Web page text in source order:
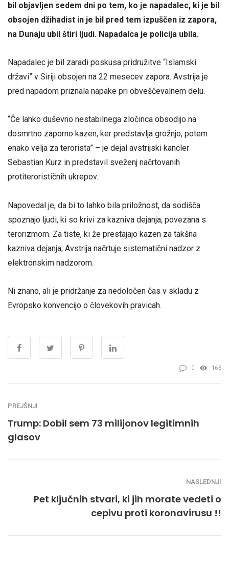
bil objavljen sedem dni po tem, ko je napadalec, ki je bil
obsojen džihadist in je bil pred tem izpuščen iz zapora,
na Dunaju ubil štiri ljudi. Napadalca je policija ubila.
Napadalec je bil zaradi poskusa pridružitve “Islamski
državi” v Siriji obsojen na 22 mesecev zapora. Avstrija je
pred napadom priznala napake pri obveščevalnem delu.
“Če lahko duševno nestabilnega zločinca obsodijo na
dosmrtno zaporno kazen, ker predstavlja grožnjo, potem
enako velja za terorista” – je dejal avstrijski kancler
Sebastian Kurz in predstavil sveženj načrtovanih
protiterorističnih ukrepov.
Napovedal je, da bi to lahko bila priložnost, da sodišča
spoznajo ljudi, ki so krivi za kazniva dejanja, povezana s
terorizmom. Za tiste, ki že prestajajo kazen za takšna
kazniva dejanja, Avstrija načrtuje sistematični nadzor z
elektronskim nadzorom.
Ni znano, ali je pridržanje za nedoločen čas v skladu z
Evropsko konvencijo o človekovih pravicah.
0 165
PREJŠNJI
Trump: Dobil sem 73 milijonov legitimnih
glasov
NASLEDNJI
Pet ključnih stvari, ki jih morate vedeti o
cepivu proti koronavirusu !!